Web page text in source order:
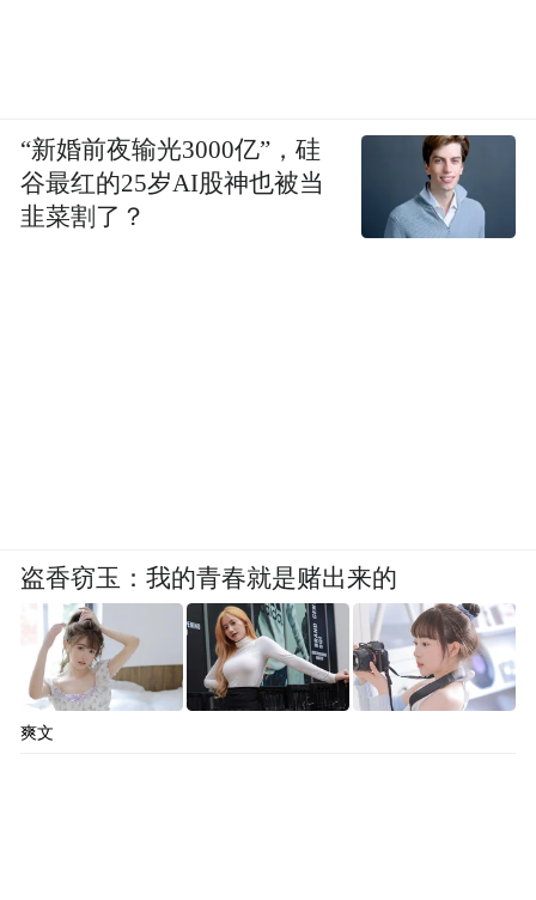
“新婚前夜输光3000亿”，硅
谷最红的25岁AI股神也被当
韭菜割了？
盗香窃玉：我的青春就是赌出来的
爽文